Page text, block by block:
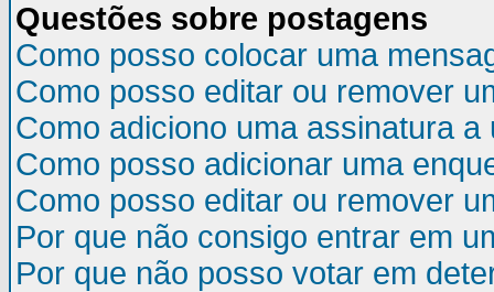
Questões sobre postagens
Como posso colocar uma
Como posso editar ou remover
Como adiciono uma assinatura a
Como posso adicionar uma
Como posso editar ou remover
Por que não consigo entrar em
Por que não posso votar em